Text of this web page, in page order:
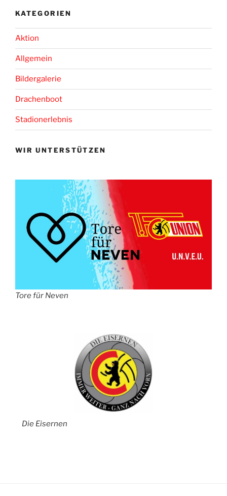
KATEGORIEN
Aktion
Allgemein
Bildergalerie
Drachenboot
Stadionerlebnis
WIR UNTERSTÜTZEN
Tore für Neven
Die Eisernen